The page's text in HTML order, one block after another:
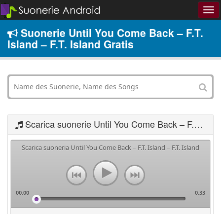
Suonerie Until You Come Back – F.T.
Island – F.T. Island Gratis
Scarica suonerie Until You Come Back – F.T. Island – F.T. Island
Scarica suoneria Until You Come Back – F.T. Island – F.T. Island
00:00 0:33